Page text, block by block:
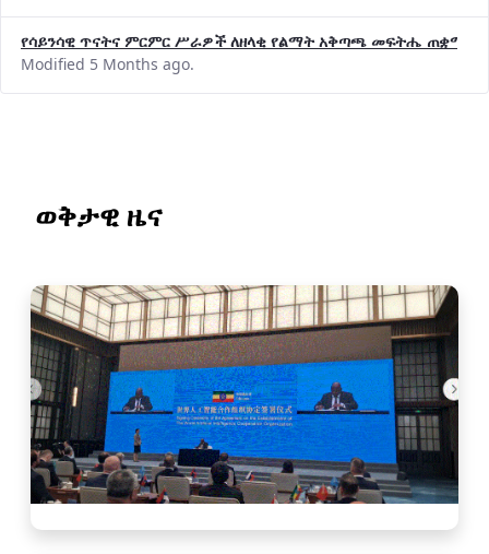
የሳይንሳዊ ጥናትና ምርምር ሥራዎች ለዘላቂ የልማት አቅጣጫ መፍትሔ ጠቋሚ
Modified 5 Months ago.
ወቅታዊ ዜና